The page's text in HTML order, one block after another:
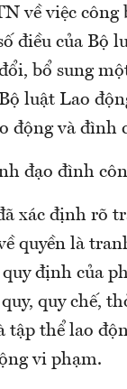
về việc công
điều của Bộ
bổ sung
luật Lao
động và đình
đạo đình
xác định rõ
quyền là
định của
quy chế,
tập thể lao
vi phạm.